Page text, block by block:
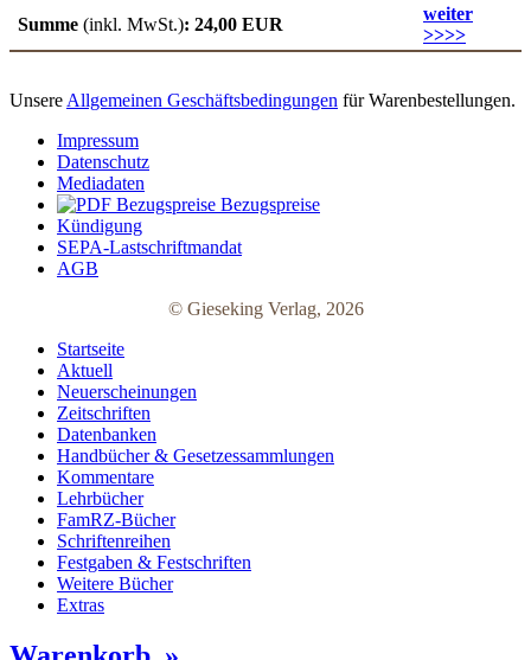
Summe (inkl. MwSt.): 24,00 EUR
weiter
>>>>
Unsere Allgemeinen Geschäftsbedingungen für Warenbestellungen.
Impressum
Datenschutz
Mediadaten
Bezugspreise
Kündigung
SEPA-Lastschriftmandat
AGB
© Gieseking Verlag, 2026
Startseite
Aktuell
Neuerscheinungen
Zeitschriften
Datenbanken
Handbücher & Gesetzessammlungen
Kommentare
Lehrbücher
FamRZ-Bücher
Schriftenreihen
Festgaben & Festschriften
Weitere Bücher
Extras